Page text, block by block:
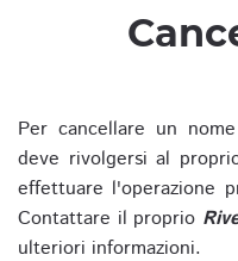
Per cancellare un
deve rivolgersi al
effettuare l'operazione
Contattare il proprio
ulteriori informazioni.